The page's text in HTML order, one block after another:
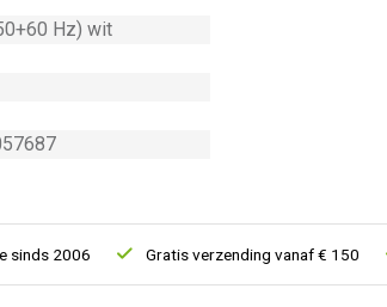
Hz) wit
2006 Gratis verzending vanaf € 150